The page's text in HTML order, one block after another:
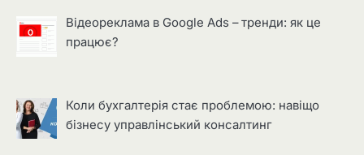
Відеореклама в Google Ads – тренди: як це
працює?
Коли бухгалтерія стає проблемою: навіщо
бізнесу управлінський консалтинг